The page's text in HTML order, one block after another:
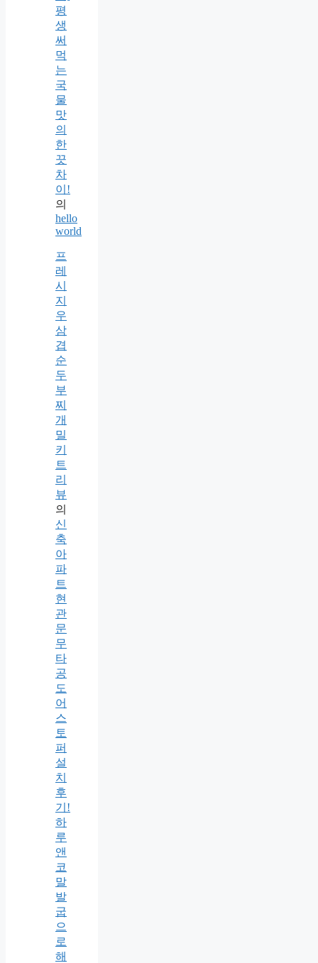
평
생
써
먹
는
국
물
맛
의
한
끗
차
이!
의
hello
world
프
레
시
지
우
삼
겹
순
두
부
찌
개
밀
키
트
리
뷰
의
신
축
아
파
트
현
관
문
무
타
공
도
어
스
토
퍼
설
치
후
기!
하
루
앤
코
말
발
굽
으
로
해